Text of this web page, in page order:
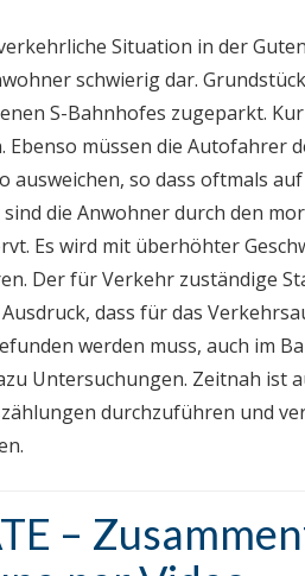
Situation in der
schwierig dar.
S-Bahnhofes zugeparkt.
Ebenso müssen die Autofahrer
ausweichen, so dass oftmals
die Anwohner durch den
Es wird mit überhöhter
Der für Verkehr zuständige
dass für das
werden muss, auch im
Untersuchungen. Zeitnah ist
durchzuführen und
–